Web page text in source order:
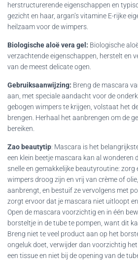
herstructurerende eigenschappen en
gezicht en haar, argan’s vitamine E-rijke
heilzaam voor de wimpers.
Biologische aloë vera gel: Biologische
verzachtende eigenschappen, herstelt en
van de meest delicate ogen.
Gebruiksaanwijzing: Breng de mascara
aan, met speciale aandacht voor de
gebogen wimpers te krijgen, volstaat het
brengen. Herhaal het aanbrengen om de
bereiken.
Zao beautytip: Mascara is het
een klein beetje mascara kan al wonderen
snelle en gemakkelijke beautyroutine: zorg
wimpers droog zijn en vrij van crème of
aanbrengt, en bestuif ze vervolgens met
zorgt ervoor dat je mascara niet uitloopt
Open de mascara voorzichtig en in één
borsteltje in de tube te pompen, want dit
Breng niet te veel product aan op het
ongeluk doet, verwijder dan voorzichtig
een tissue en niet bij de opening van de